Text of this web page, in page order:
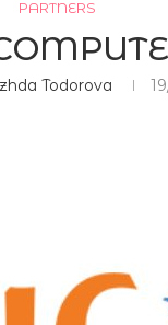
PARTNERS
Todorova